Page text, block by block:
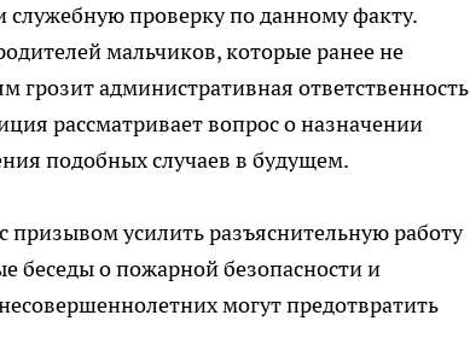
проверку по данному факту.
мальчиков, которые ранее не
грозит административная ответственность
рассматривает вопрос о назначении
подобных случаев в будущем.
усилить разъяснительную работу
беседы о пожарной безопасности и
могут предотвратить